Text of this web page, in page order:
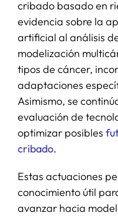
cribado basado en
evidencia sobre la
artificial al análisis
modelización
tipos de cáncer,
adaptaciones
Asimismo, se
evaluación de
optimizar posibles
cribado.
Estas actuaciones
conocimiento útil
avanzar hacia